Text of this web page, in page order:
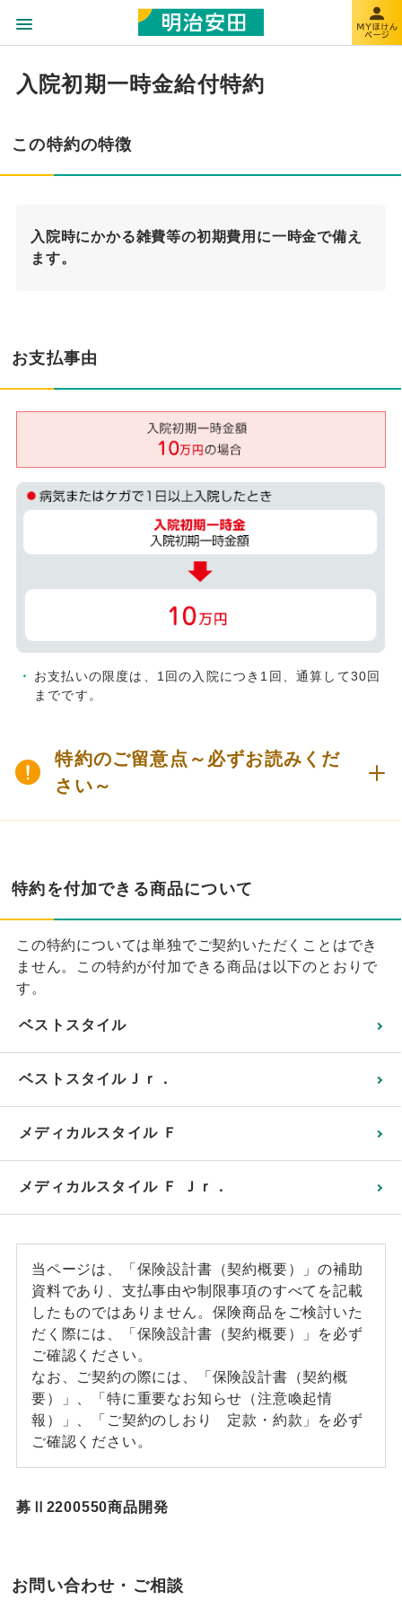
入院初期一時金給付特約
この特約の特徴
入院時にかかる雑費等の初期費用に一時金で備え
ます。
お支払事由
お支払いの限度は、1回の入院につき1回、通算して30回
までです。
特約のご留意点～必ずお読みくだ
さい～
特約を付加できる商品について
この特約については単独でご契約いただくことはでき
ません。この特約が付加できる商品は以下のとおりで
す。
ベストスタイル
ベストスタイルＪｒ．
メディカルスタイル Ｆ
メディカルスタイル Ｆ Ｊｒ．
当ページは、「保険設計書（契約概要）」の補助
資料であり、支払事由や制限事項のすべてを記載
したものではありません。保険商品をご検討いた
だく際には、「保険設計書（契約概要）」を必ず
ご確認ください。
なお、ご契約の際には、「保険設計書（契約概
要）」、「特に重要なお知らせ（注意喚起情
報）」、「ご契約のしおり 定款・約款」を必ず
ご確認ください。
募Ⅱ2200550商品開発
お問い合わせ・ご相談